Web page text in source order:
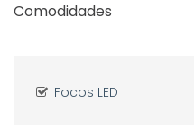
Comodidades
Focos LED